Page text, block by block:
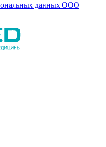
данных ООО